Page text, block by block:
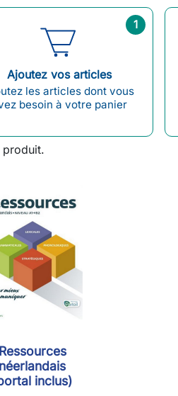
1
Ajoutez vos articles
les articles dont vous
besoin à votre panier
produit.
Ressources
néerlandais
inclus)